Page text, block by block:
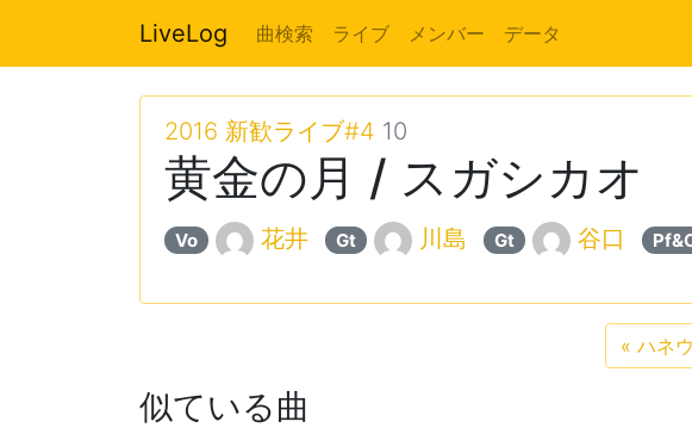
LiveLog 曲検索 ライブ メンバー データ
2016 新歓ライブ#4 10
黄金の月 / スガシカオ
Vo 花井 Gt 川島 Gt 谷口
« ハネ
似ている曲